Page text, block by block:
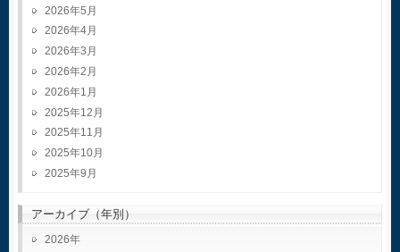
2026年5月
2026年4月
2026年3月
2026年2月
2026年1月
2025年12月
2025年11月
2025年10月
2025年9月
アーカイブ（年別）
2026